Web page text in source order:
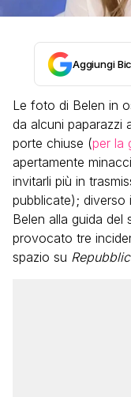
Aggiungi
Le foto di Belen in
da alcuni paparazzi
porte chiuse (per la
apertamente
invitarli più in
pubblicate);
Belen alla guida del
provocato tre
spazio su